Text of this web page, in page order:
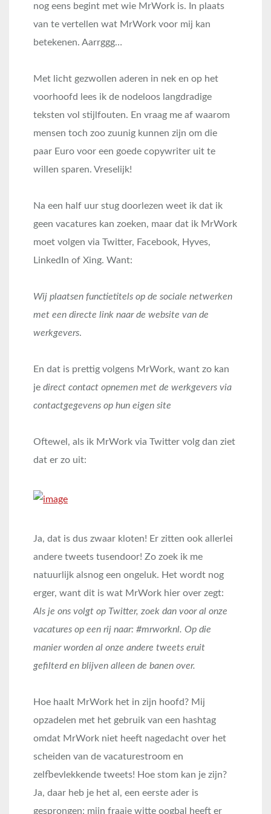
nog eens begint met wie MrWork is. In plaats
van te vertellen wat MrWork voor mij kan
betekenen. Aarrggg…
Met licht gezwollen aderen in nek en op het
voorhoofd lees ik de nodeloos langdradige
teksten vol stijlfouten. En vraag me af waarom
mensen toch zoo zuunig kunnen zijn om die
paar Euro voor een goede copywriter uit te
willen sparen. Vreselijk!
Na een half uur stug doorlezen weet ik dat ik
geen vacatures kan zoeken, maar dat ik MrWork
moet volgen via Twitter, Facebook, Hyves,
LinkedIn of Xing. Want:
Wij plaatsen functietitels op de sociale netwerken
met een directe link naar de website van de
werkgevers.
En dat is prettig volgens MrWork, want zo kan
je direct contact opnemen met de werkgevers via
contactgegevens op hun eigen site
Oftewel, als ik MrWork via Twitter volg dan ziet
dat er zo uit:
Ja, dat is dus zwaar kloten! Er zitten ook allerlei
andere tweets tusendoor! Zo zoek ik me
natuurlijk alsnog een ongeluk. Het wordt nog
erger, want dit is wat MrWork hier over zegt:
Als je ons volgt op Twitter, zoek dan voor al onze
vacatures op een rij naar: #mrworknl. Op die
manier worden al onze andere tweets eruit
gefilterd en blijven alleen de banen over.
Hoe haalt MrWork het in zijn hoofd? Mij
opzadelen met het gebruik van een hashtag
omdat MrWork niet heeft nagedacht over het
scheiden van de vacaturestroom en
zelfbevlekkende tweets! Hoe stom kan je zijn?
Ja, daar heb je het al, een eerste ader is
gesprongen; mijn fraaie witte oogbal heeft er